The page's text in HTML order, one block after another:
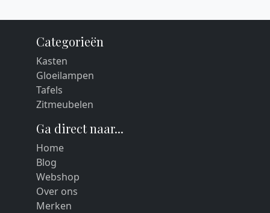
Categorieën
Kasten
Gloeilampen
Tafels
Zitmeubelen
Ga direct naar...
Home
Blog
Webshop
Over ons
Merken